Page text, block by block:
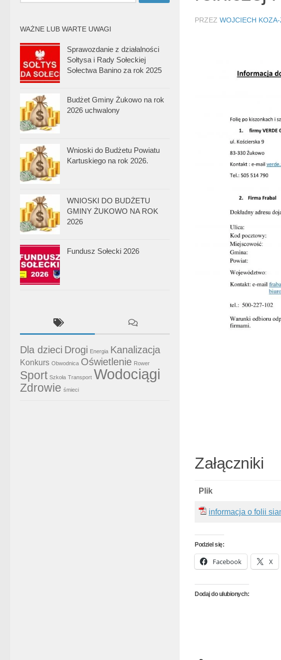
PRZEZ WOJCIECH
Załączniki
Plik
informacja o folii
Podziel się:
Facebook X
Dodaj do ulubionych:
WAŻNE LUB WARTE UWAGI
Sprawozdanie z działalności
Sołtysa i Rady Sołeckiej
Sołectwa Banino za rok 2025
Budżet Gminy Żukowo na rok
2026 uchwalony
Wnioski do Budżetu Powiatu
Kartuskiego na rok 2026.
WNIOSKI DO BUDŻETU
GMINY ŻUKOWO NA ROK
2026
Fundusz Sołecki 2026
Dla dzieci Drogi Energia Kanalizacja
Konkurs Obwodnica Oświetlenie Rower
Sport Szkoła Transport Wodociągi
Zdrowie śmieci